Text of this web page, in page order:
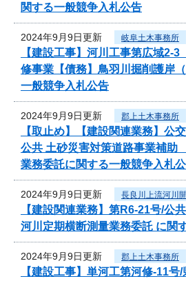
関する一般競争入札公告
2024年9月9日更新 岐阜土木事務所
【建設工事】河川工事第広域
修事業【債務】鳥羽川掘削護岸
一般競争入札公告
2024年9月9日更新 郡上土木事務所
【取止め】【建設関連業務】公
公共 土砂災害対策道路事業補
業務委託に関する一般競争入札
2024年9月9日更新 長良川上流河川
【建設関連業務】第R6-21号/公
河川定期横断測量業務委託 に関
2024年9月9日更新 郡上土木事務所
【建設工事】単河工第河修-11